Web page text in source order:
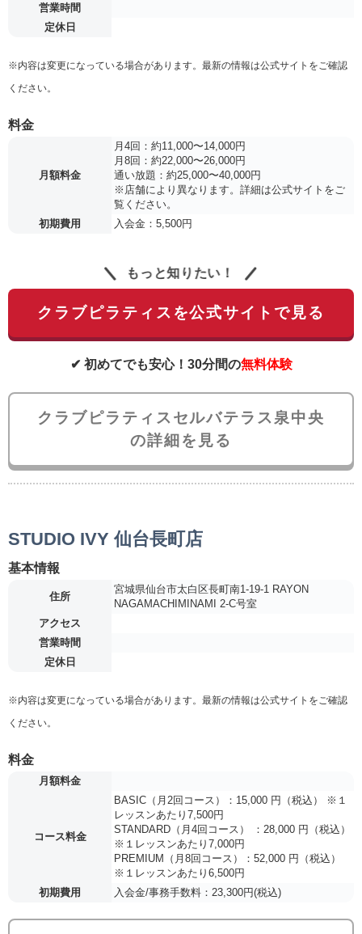
営業時間
定休日
※内容は変更になっている場合があります。最新の情報は公式サイトをご確認
ください。
料金
月額料金
月4回：約11,000〜14,000円
月8回：約22,000〜26,000円
通い放題：約25,000〜40,000円
※店舗により異なります。詳細は公式サイトをご
覧ください。
初期費用
入会金：5,500円
もっと知りたい！
クラブピラティスを公式サイトで見る
✔ 初めてでも安心！30分間の無料体験
クラブピラティスセルバテラス泉中央
の詳細を見る
STUDIO IVY 仙台長町店
基本情報
住所
宮城県仙台市太白区長町南1-19-1 RAYON
NAGAMACHIMINAMI 2-C号室
アクセス
営業時間
定休日
※内容は変更になっている場合があります。最新の情報は公式サイトをご確認
ください。
料金
月額料金
コース料金
BASIC（月2回コース）：15,000 円（税込） ※１
レッスンあたり7,500円
STANDARD（月4回コース） ：28,000 円（税込）
※１レッスンあたり7,000円
PREMIUM（月8回コース）：52,000 円（税込）
※１レッスンあたり6,500円
初期費用
入会金/事務手数料：23,300円(税込)